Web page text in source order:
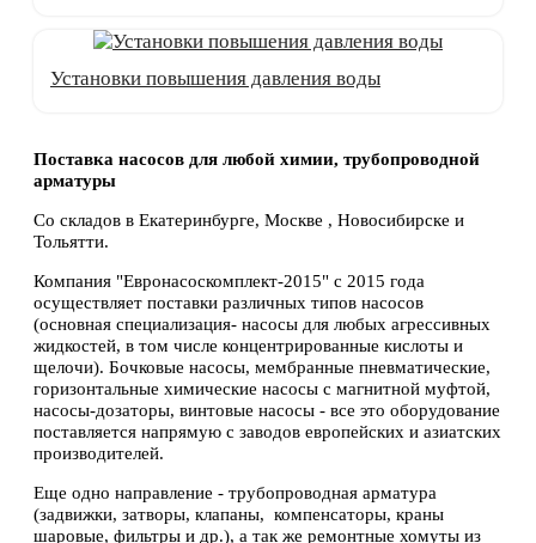
Установки повышения давления воды
Поставка насосов для любой химии, трубопроводной
арматуры
Со складов в Екатеринбурге, Москве , Новосибирске и
Тольятти.
Компания "Евронасоскомплект-2015" с 2015 года
осуществляет поставки различных типов насосов
(основная специализация- насосы для любых агрессивных
жидкостей, в том числе концентрированные кислоты и
щелочи). Бочковые насосы, мембранные пневматические,
горизонтальные химические насосы с магнитной муфтой,
насосы-дозаторы, винтовые насосы - все это оборудование
поставляется напрямую с заводов европейских и азиатских
производителей.
Еще одно направление - трубопроводная арматура
(задвижки, затворы, клапаны, компенсаторы, краны
шаровые, фильтры и др.), а так же ремонтные хомуты из